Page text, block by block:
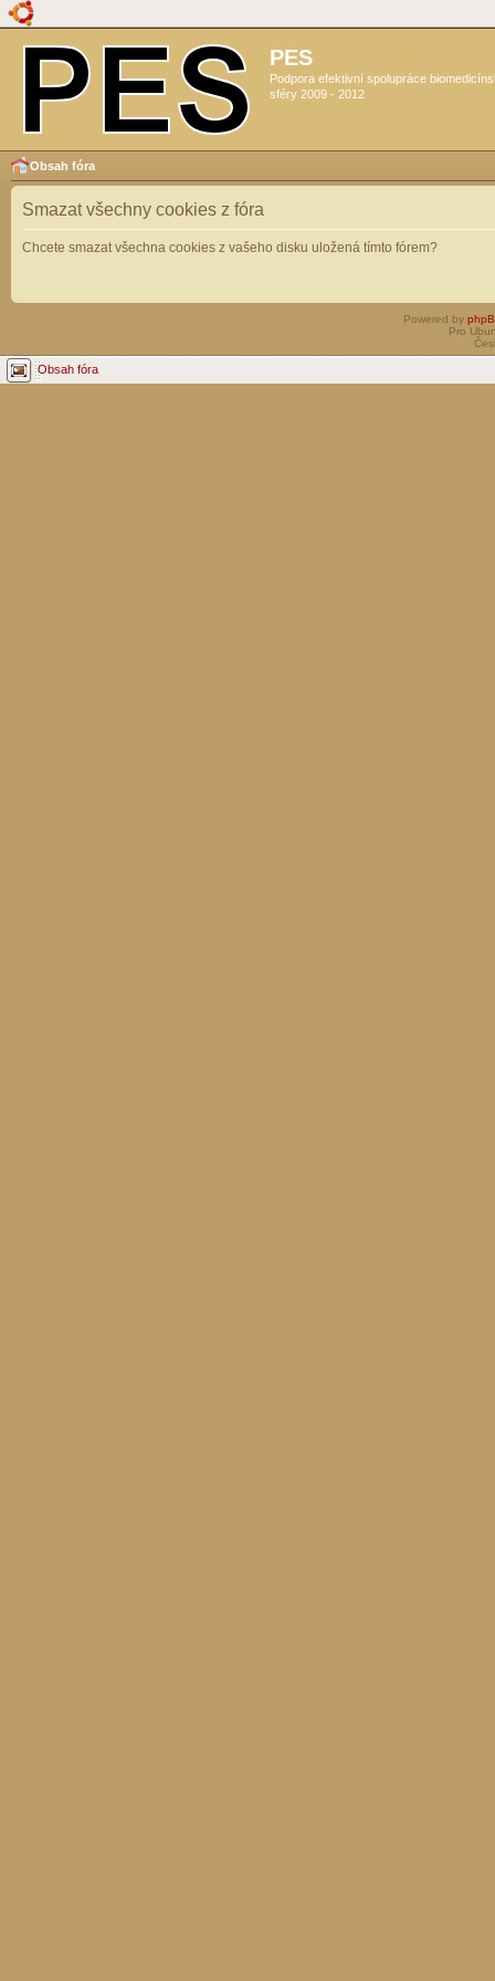
PES
Podpora efektivní spolupráce
sféry 2009 - 2012
Obsah fóra
Smazat všechny cookies z fóra
Chcete smazat všechna cookies z vašeho disku uložená tímto fórem?
Powered by
Pro
Obsah fóra